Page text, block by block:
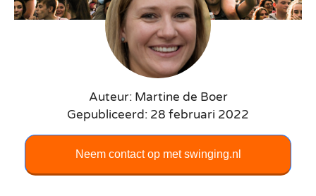
Auteur: Martine de Boer
Gepubliceerd: 28 februari 2022
Neem contact op met swinging.nl